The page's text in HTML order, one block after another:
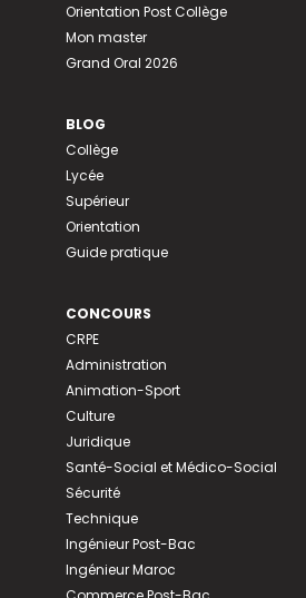
Orientation Post Collège
Mon master
Grand Oral 2026
BLOG
Collège
Lycée
Supérieur
Orientation
Guide pratique
CONCOURS
CRPE
Administration
Animation-Sport
Culture
Juridique
Santé-Social et Médico-Social
Sécurité
Technique
Ingénieur Post-Bac
Ingénieur Maroc